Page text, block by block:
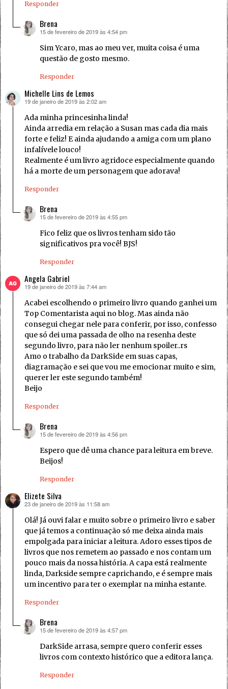
Responder
Brena
disse:
15 de fevereiro de 2019 às 4:54 pm
Sim Ycaro, mas ao meu ver, muita coisa é uma
questão de gosto mesmo.
Responder
Michelle Lins de Lemos
disse:
19 de janeiro de 2019 às 2:02 am
Ada minha princesinha linda!
Ainda arredia em relação a Susan mas cada dia mais
forte e feliz! E ainda ajudando a amiga com um plano
infalívele louco!
Realmente é um livro agridoce especialmente quando
há a morte de um personagem que adorava!
Responder
Brena
disse:
15 de fevereiro de 2019 às 4:55 pm
Fico feliz que os livros tenham sido tão
significativos pra você! BJS!
Responder
Angela Gabriel
disse:
19 de janeiro de 2019 às 7:44 am
Acabei escolhendo o primeiro livro quando ganhei um
Top Comentarista aqui no blog. Mas ainda não
consegui chegar nele para conferir, por isso, confesso
que só dei uma passada de olho na resenha deste
segundo livro, para não ler nenhum spoiler..rs
Amo o trabalho da DarkSide em suas capas,
diagramação e sei que vou me emocionar muito e sim,
querer ler este segundo também!
Beijo
Responder
Brena
disse:
15 de fevereiro de 2019 às 4:56 pm
Espero que dê uma chance para leitura em breve.
Beijos!
Responder
Elizete Silva
disse:
23 de janeiro de 2019 às 11:58 am
Olá! Já ouvi falar e muito sobre o primeiro livro e saber
que já temos a continuação só me deixa ainda mais
empolgada para iniciar a leitura. Adoro esses tipos de
livros que nos remetem ao passado e nos contam um
pouco mais da nossa história. A capa está realmente
linda, Darkside sempre caprichando, e é sempre mais
um incentivo para ter o exemplar na minha estante.
Responder
Brena
disse:
15 de fevereiro de 2019 às 4:57 pm
DarkSide arrasa, sempre quero conferir esses
livros com contexto histórico que a editora lança.
Responder